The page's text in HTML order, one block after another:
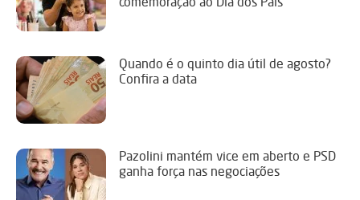
Quando é o quinto dia útil de agosto?
Confira a data
Pazolini mantém vice em aberto e PSD
ganha força nas negociações